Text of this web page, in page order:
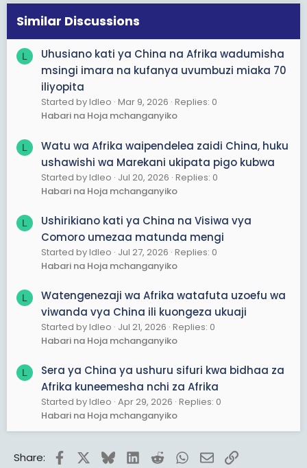
Similar Discussions
L
Uhusiano kati ya China na Afrika wadumisha
msingi imara na kufanya uvumbuzi miaka 70
iliyopita
Started by ldleo Mar 9, 2026 Replies: 0
Habari na Hoja mchanganyiko
L
Watu wa Afrika waipendelea zaidi China, huku
ushawishi wa Marekani ukipata pigo kubwa
Started by ldleo Jul 20, 2026 Replies: 0
Habari na Hoja mchanganyiko
L
Ushirikiano kati ya China na Visiwa vya
Comoro umezaa matunda mengi
Started by ldleo Jul 27, 2026 Replies: 0
Habari na Hoja mchanganyiko
L
Watengenezaji wa Afrika watafuta uzoefu wa
viwanda vya China ili kuongeza ukuaji
Started by ldleo Jul 21, 2026 Replies: 0
Habari na Hoja mchanganyiko
L
Sera ya China ya ushuru sifuri kwa bidhaa za
Afrika kuneemesha nchi za Afrika
Started by ldleo Apr 29, 2026 Replies: 0
Habari na Hoja mchanganyiko
Share: FacebookBlueskyLinkedInRedditWhatsApp
EmailLink